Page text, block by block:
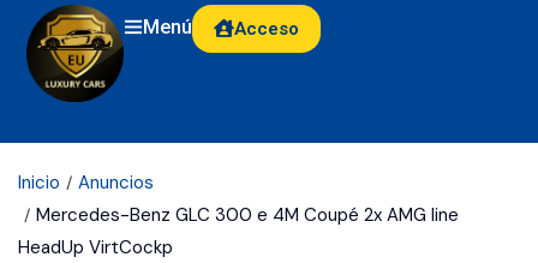
Menú Acceso
Inicio
Anuncios
Mercedes-Benz GLC 300 e 4M Coupé 2x AMG line
HeadUp VirtCockp